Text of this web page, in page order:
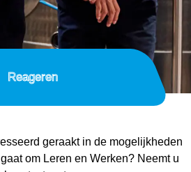
Reageren
geraakt in de mogelijkheden
om Leren en Werken? Neemt u